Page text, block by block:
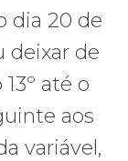
dia 20 de
deixar de
até o
aos
variável,